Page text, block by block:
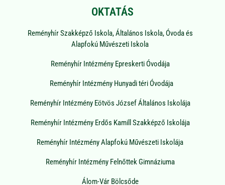
OKTATÁS
Reményhír Szakképző Iskola, Általános Iskola, Óvoda és
Alapfokú Művészeti Iskola
Reményhír Intézmény Epreskerti Óvodája
Reményhír Intézmény Hunyadi téri Óvodája
Reményhír Intézmény Eötvös József Általános Iskolája
Reményhír Intézmény Erdős Kamill Szakképző Iskolája
Reményhír Intézmény Alapfokú Művészeti Iskolája
Reményhír Intézmény Felnőttek Gimnáziuma
Álom-Vár Bölcsőde